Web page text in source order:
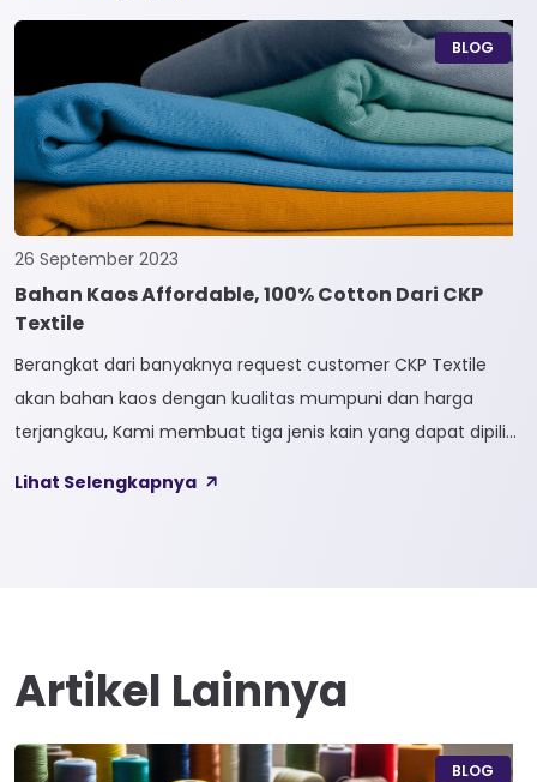
dapat digunakan sesuai kebutuhan customer. Selain itu,
kain Bycel juga diberi teknologi teranyar yakni pemberian
dua jenis […]
BLOG
26 September 2023
Bahan Kaos Affordable, 100% Cotton Dari CKP
Textile
Berangkat dari banyaknya request customer CKP Textile
akan bahan kaos dengan kualitas mumpuni dan harga
terjangkau, Kami membuat tiga jenis kain yang dapat dipilih
kain yang bahan dasarnya 100% cotton. Softcel juga sering
Lihat Selengkapnya
Artikel Lainnya
BLOG